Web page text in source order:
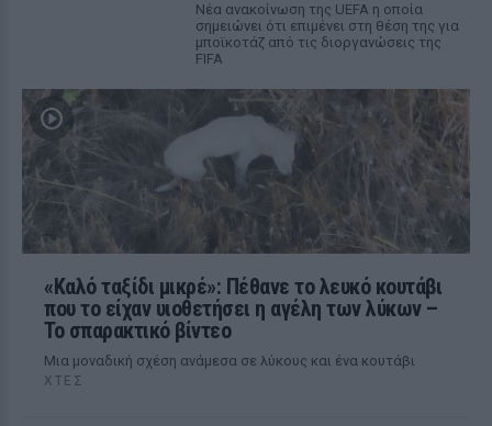
Νέα ανακοίνωση της UEFA η οποία
σημειώνει ότι επιμένει στη θέση της για
μποϊκοτάζ από τις διοργανώσεις της
FIFA
«Καλό ταξίδι μικρέ»: Πέθανε το λευκό κουτάβι
που το είχαν υιοθετήσει η αγέλη των λύκων –
Το σπαρακτικό βίντεο
Μια μοναδική σχέση ανάμεσα σε λύκους και ένα κουτάβι
ΧΤΕΣ